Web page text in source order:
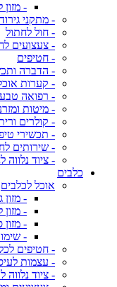
-
- מתקני
- חול לחתול
- צעצועים
- חטיפים
- הדברה
- קערות
- רפואה
- מיטות
- קולרים
- תכשירי
- שירותים
- ציוד נלווה
כלבים
אוכל לכלבים
- מזון
- מזון
- מזון
-
- חטיפים
- עצמות
- ציוד נלווה